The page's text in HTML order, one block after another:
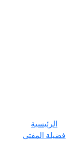
الرئيسية
فضيلة المفتى